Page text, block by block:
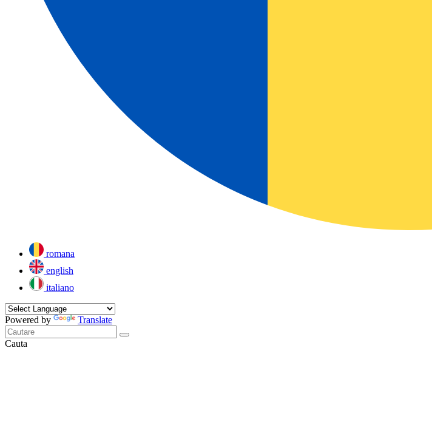
romana
english
italiano
Powered by Translate
Cauta